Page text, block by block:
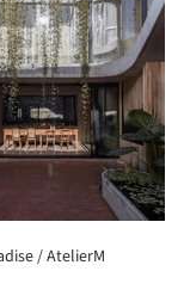
/ AtelierM